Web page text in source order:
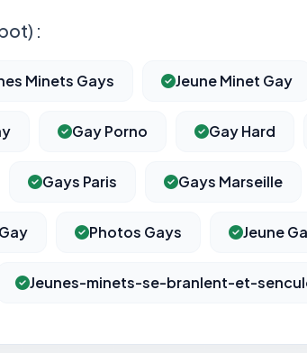
:
Minets Gays Jeune Minet Gay
Gay Porno Gay Hard
Gays Paris Gays Marseille
Photos Gays Jeune
Jeunes-minets-se-branlent-et-